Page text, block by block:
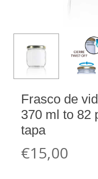
Frasco de
370 ml to 82
tapa
€15,00